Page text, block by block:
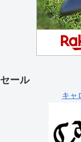
セール
キャ